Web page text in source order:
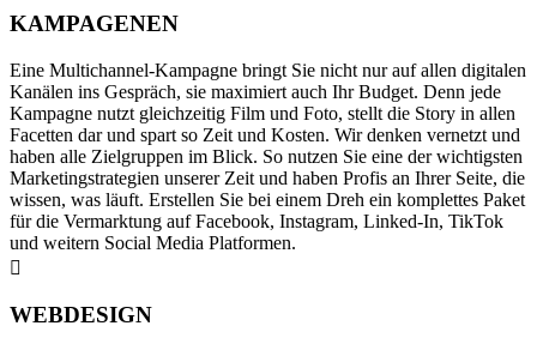
KAMPAGENEN
Eine Multichannel-Kampagne bringt Sie nicht nur auf allen digitalen
Kanälen ins Gespräch, sie maximiert auch Ihr Budget. Denn jede
Kampagne nutzt gleichzeitig Film und Foto, stellt die Story in allen
Facetten dar und spart so Zeit und Kosten. Wir denken vernetzt und
haben alle Zielgruppen im Blick. So nutzen Sie eine der wichtigsten
Marketingstrategien unserer Zeit und haben Profis an Ihrer Seite, die
wissen, was läuft. Erstellen Sie bei einem Dreh ein komplettes Paket
für die Vermarktung auf Facebook, Instagram, Linked-In, TikTok
und weitern Social Media Platformen.
WEBDESIGN